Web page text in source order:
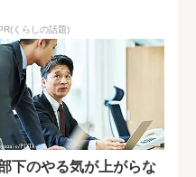
くらしの話題)
下のやる気が上がらな